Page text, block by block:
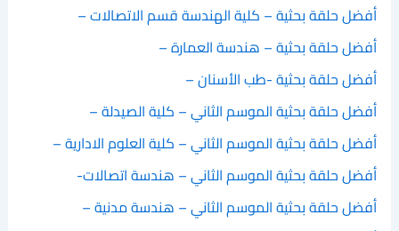
أفضل حلقة بحثية – كلية الهندسة قسم الاتصالات –
أفضل حلقة بحثية – هندسة العمارة –
أفضل حلقة بحثية -طب الأسنان –
أفضل حلقة بحثية الموسم الثاني – كلية الصيدلة –
أفضل حلقة بحثية الموسم الثاني – كلية العلوم الادارية –
أفضل حلقة بحثية الموسم الثاني – هندسة اتصالات-
أفضل حلقة بحثية الموسم الثاني – هندسة مدنية –